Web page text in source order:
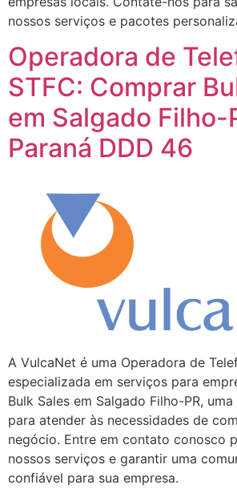
nossos serviços e pacotes
Operadora de
STFC: Comprar
em Salgado Filho-
Paraná DDD 46
A VulcaNet é uma Operadora de
especializada em serviços para
Bulk Sales em Salgado Filho-PR,
para atender às necessidades de
negócio. Entre em contato conosco
nossos serviços e garantir uma
confiável para sua empresa.